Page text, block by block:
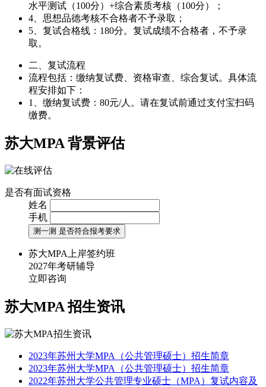
水平测试（100分）+综合素质考核（100分）；
4、思想品德考核不合格者不予录取；
5、复试合格线：180分。复试成绩不合格者，不予录
取。
二、复试流程
流程包括：缴纳复试费、资格审查、综合复试。具体流
程安排如下：
1、缴纳复试费：80元/人。请在复试前通过支付宝扫码
缴费。
苏大MPA 背景评估
是否有面试资格
姓名
手机
测一测 是否符合报考要求
苏大MPA上岸签约班
2027年考研辅导
立即咨询
苏大MPA招生资讯
2023年苏州大学MPA（公共管理硕士）招生简章
2023年苏州大学MPA（公共管理硕士）招生简章
2022年苏州大学公共管理专业硕士（MPA）复试内容及